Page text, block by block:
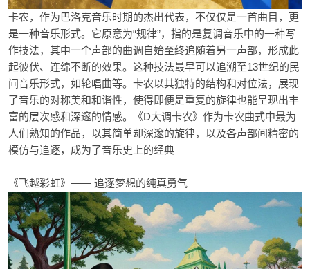
卡农，作为巴洛克音乐时期的杰出代表，不仅仅是一首曲目，更
是一种音乐形式。它原意为“规律”，指的是复调音乐中的一种写
作技法，其中一个声部的曲调自始至终追随着另一声部，形成此
起彼伏、连绵不断的效果。这种技法最早可以追溯至13世纪的民
间音乐形式，如轮唱曲等。卡农以其独特的结构和对位法，展现
了音乐的对称美和和谐性，使得即便是重复的旋律也能呈现出丰
富的层次感和深邃的情感。《D大调卡农》作为卡农曲式中最为
人们熟知的作品，以其简单却深邃的旋律，以及各声部间精密的
模仿与追逐，成为了音乐史上的经典
《飞越彩虹》—— 追逐梦想的纯真勇气